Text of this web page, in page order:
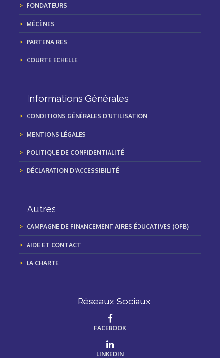
FONDATEURS
MÉCÈNES
PARTENAIRES
COURTE ECHELLE
Informations Générales
CONDITIONS GÉNÉRALES D'UTILISATION
MENTIONS LÉGALES
POLITIQUE DE CONFIDENTIALITÉ
DÉCLARATION D'ACCESSIBILITÉ
Autres
CAMPAGNE DE FINANCEMENT AIRES ÉDUCATIVES (OFB)
AIDE ET CONTACT
LA CHARTE
Réseaux Sociaux
FACEBOOK
LINKEDIN